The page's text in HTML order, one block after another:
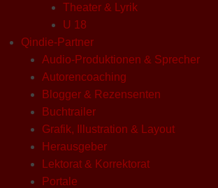
Theater & Lyrik
U 18
Qindie-Partner
Audio-Produktionen & Sprecher
Autorencoaching
Blogger & Rezensenten
Buchtrailer
Grafik, Illustration & Layout
Herausgeber
Lektorat & Korrektorat
Portale